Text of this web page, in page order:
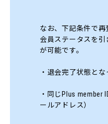
なお、下記条件で再
会員ステータスを引
が可能です。
・退会完了状態と
・同じPlus member
ールアドレス）